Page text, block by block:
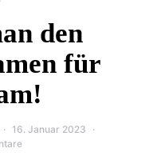
den
für
16. Januar 2023